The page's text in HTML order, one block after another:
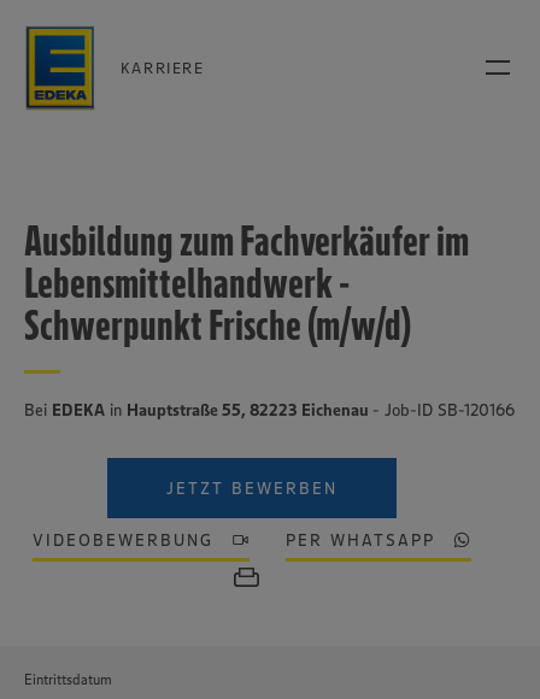
KARRIERE
Ausbildung zum Fachverkäufer im
Lebensmittelhandwerk -
Schwerpunkt Frische (m/w/d)
Bei EDEKA in Hauptstraße 55, 82223 Eichenau - Job-ID SB-120166
JETZT BEWERBEN
VIDEOBEWERBUNG PER WHATSAPP
Eintrittsdatum